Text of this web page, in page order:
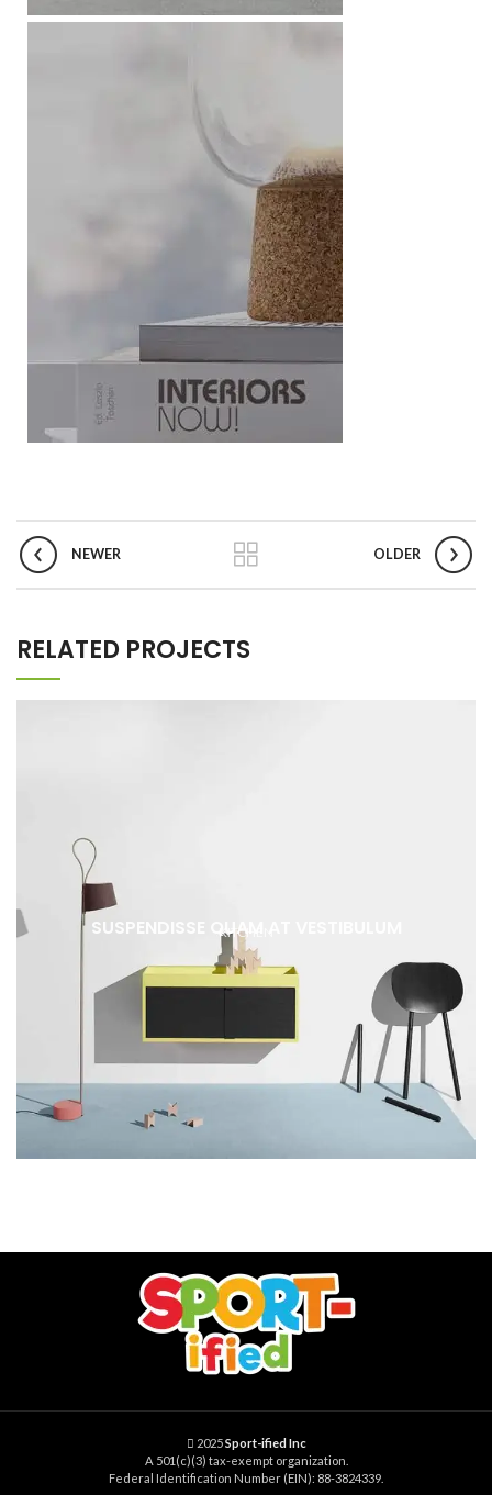
NEWER OLDER
RELATED PROJECTS
KITCHEN
SUSPENDISSE QUAM AT VESTIBULUM
2025Sport-ified Inc
A 501(c)(3) tax-exempt organization.
Federal Identification Number (EIN): 88-3824339.